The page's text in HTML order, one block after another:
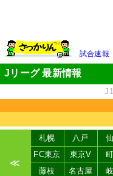
試合速報
Jリーグ 最新情報
J1
≪
札幌 八戸
FC東京
東京V
藤枝
名古屋